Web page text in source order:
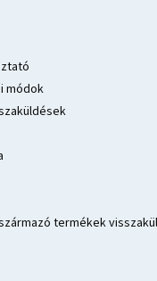
módok
termékek